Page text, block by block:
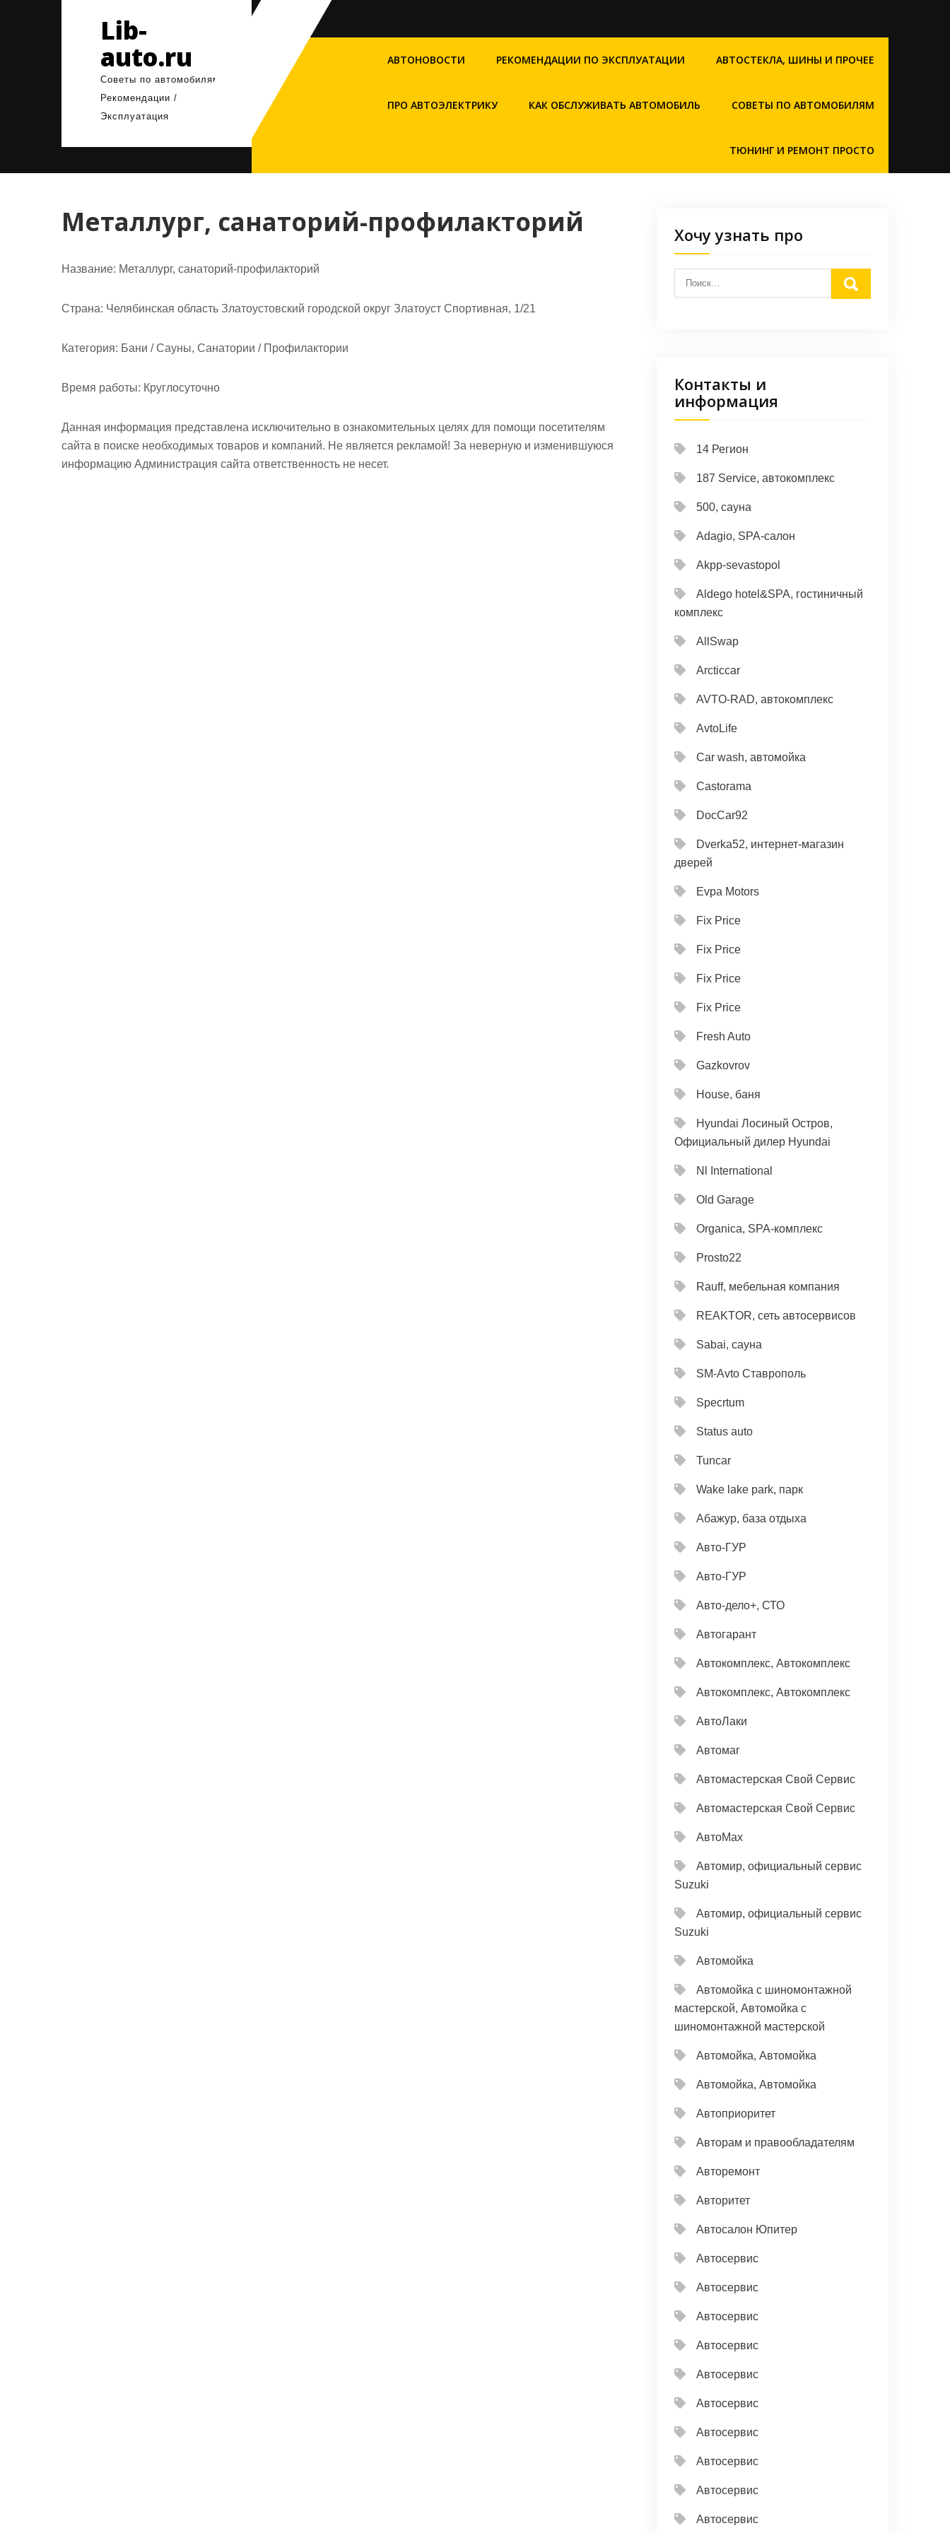
Lib-
auto.ru
Советы по автомобилям /
Рекомендации /
Эксплуатация
АВТОНОВОСТИ РЕКОМЕНДАЦИИ ПО ЭКСПЛУАТАЦИИ АВТОСТЕКЛА, ШИНЫ И ПРОЧЕЕ
ПРО АВТОЭЛЕКТРИКУ КАК ОБСЛУЖИВАТЬ АВТОМОБИЛЬ СОВЕТЫ ПО АВТОМОБИЛЯМ
ТЮНИНГ И РЕМОНТ ПРОСТО
Металлург, санаторий-профилакторий
Название: Металлург, санаторий-профилакторий
Страна: Челябинская область Златоустовский городской округ Златоуст Спортивная, 1/21
Категория: Бани / Сауны, Санатории / Профилактории
Время работы: Круглосуточно
Данная информация представлена исключительно в ознакомительных целях для помощи посетителям
сайта в поиске необходимых товаров и компаний. Не является рекламой! За неверную и изменившуюся
информацию Администрация сайта ответственность не несет.
Хочу узнать про
Контакты и
информация
14 Регион
187 Service, автокомплекс
500, сауна
Adagio, SPA-салон
Akpp-sevastopol
Aldego hotel&SPA, гостиничный
комплекс
AllSwap
Arcticcar
AVTO-RAD, автокомплекс
AvtoLife
Car wash, автомойка
Castorama
DocCar92
Dverka52, интернет-магазин
дверей
Evpa Motors
Fix Price
Fix Price
Fix Price
Fix Price
Fresh Auto
Gazkovrov
House, баня
Hyundai Лосиный Остров,
Официальный дилер Hyundai
Nl International
Old Garage
Organica, SPA-комплекс
Prosto22
Rauff, мебельная компания
REAKTOR, сеть автосервисов
Sabai, сауна
SM-Avto Ставрополь
Specrtum
Status auto
Tuncar
Wake lake park, парк
Абажур, база отдыха
Авто-ГУР
Авто-ГУР
Авто-дело+, СТО
Автогарант
Автокомплекс, Автокомплекс
Автокомплекс, Автокомплекс
АвтоЛаки
Автомаг
Автомастерская Свой Сервис
Автомастерская Свой Сервис
АвтоМах
Автомир, официальный сервис
Suzuki
Автомир, официальный сервис
Suzuki
Автомойка
Автомойка с шиномонтажной
мастерской, Автомойка с
шиномонтажной мастерской
Автомойка, Автомойка
Автомойка, Автомойка
Автоприоритет
Авторам и правообладателям
Авторемонт
Авторитет
Автосалон Юпитер
Автосервис
Автосервис
Автосервис
Автосервис
Автосервис
Автосервис
Автосервис
Автосервис
Автосервис
Автосервис